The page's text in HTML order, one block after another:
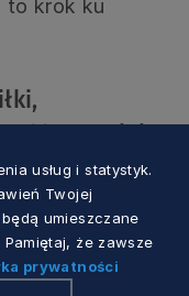
to krok ku
Warto
z sercem
Struk.
usług i statystyk.
Twojej
umieszczane
że zawsze
prywatności